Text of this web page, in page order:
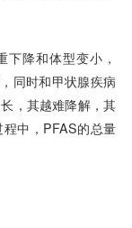
下降和体型变小，
同时和甲状腺疾病
，其越难降解，其
中，PFAS的总量